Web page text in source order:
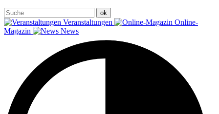
Veranstaltungen
Online-
Magazin
News